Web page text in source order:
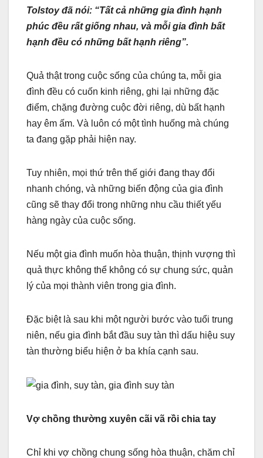
Tolstoy đã nói: “Tất cả những gia đình hạnh
phúc đều rất giống nhau, và mỗi gia đình bất
hạnh đều có những bất hạnh riêng”.
Quả thật trong cuộc sống của chúng ta, mỗi gia
đình đều có cuốn kinh riêng, ghi lại những đặc
điểm, chặng đường cuộc đời riêng, dù bất hạnh
hay êm ấm. Và luôn có một tình huống mà chúng
ta đang gặp phải hiện nay.
Tuy nhiên, mọi thứ trên thế giới đang thay đổi
nhanh chóng, và những biến động của gia đình
cũng sẽ thay đổi trong những nhu cầu thiết yếu
hàng ngày của cuộc sống.
Nếu một gia đình muốn hòa thuận, thịnh vượng thì
quả thực không thể không có sự chung sức, quản
lý của mọi thành viên trong gia đình.
Đặc biệt là sau khi một người bước vào tuổi trung
niên, nếu gia đình bắt đầu suy tàn thì dấu hiệu suy
tàn thường biểu hiện ở ba khía cạnh sau.
Vợ chồng thường xuyên cãi vã rồi chia tay
Chỉ khi vợ chồng chung sống hòa thuận, chăm chỉ